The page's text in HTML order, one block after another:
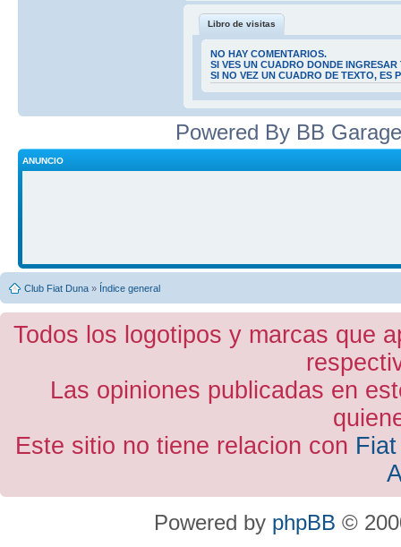
Libro de visitas
NO HAY COMENTARIOS.
SI VES UN CUADRO DONDE
SI NO VEZ UN CUADRO DE TEXTO, ES
Powered By BB
ANUNCIO
Club Fiat Duna » Índice general
Todos los logotipos y marcas que
Las opiniones publicadas en
Este sitio no tiene relacion con
Powered by phpBB ©